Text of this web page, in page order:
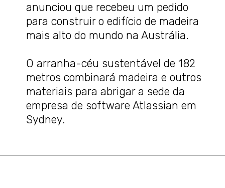
anunciou que recebeu um pedido
para construir o edifício de madeira
mais alto do mundo na Austrália.
O arranha-céu sustentável de 182
metros combinará madeira e outros
materiais para abrigar a sede da
empresa de software Atlassian em
Sydney.